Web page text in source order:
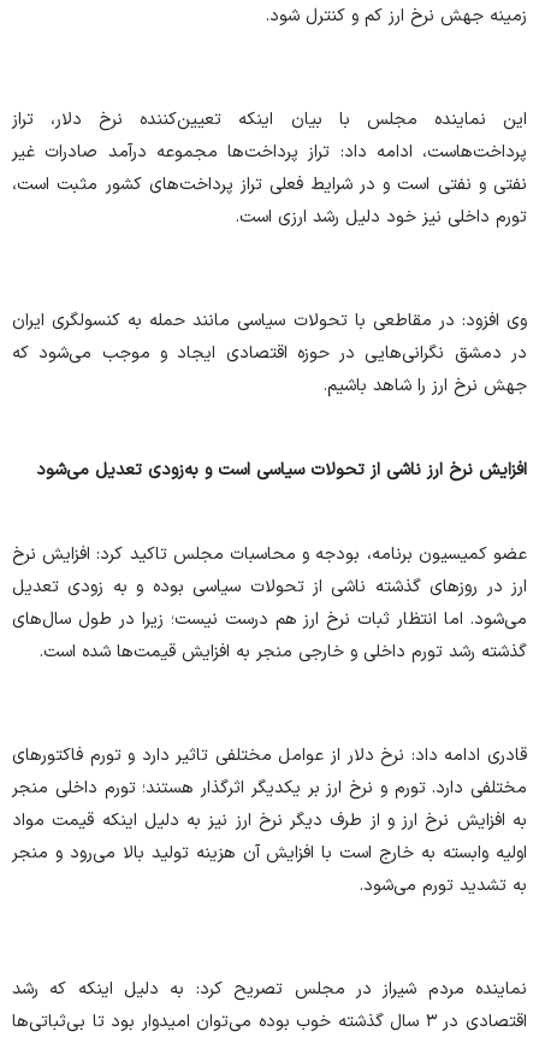
زمینه جهش نرخ ارز کم و کنترل شود.
این نماینده مجلس با بیان اینکه تعیین‌کننده نرخ دلار، تراز
پرداخت‌هاست، ادامه داد: تراز پرداخت‌ها مجموعه درآمد صادرات غیر
نفتی و نفتی است و در شرایط فعلی تراز پرداخت‌های کشور مثبت است،
تورم داخلی نیز خود دلیل رشد ارزی است.
وی افزود: در مقاطعی با تحولات سیاسی مانند حمله به کنسولگری ایران
در دمشق نگرانی‌هایی در حوزه اقتصادی ایجاد و موجب می‌شود که
جهش نرخ ارز را شاهد باشیم.
افزایش نرخ ارز ناشی از تحولات سیاسی است و به‌زودی تعدیل می‌شود
عضو کمیسیون برنامه، بودجه و محاسبات مجلس تاکید کرد: افزایش نرخ
ارز در روز‌های گذشته ناشی از تحولات سیاسی بوده و به زودی تعدیل
می‌شود. اما انتظار ثبات نرخ ارز هم درست نیست؛ زیرا در طول سال‌های
گذشته رشد تورم داخلی و خارجی منجر به افزایش قیمت‌ها شده است.
قادری ادامه داد: نرخ دلار از عوامل مختلفی تاثیر دارد و تورم فاکتور‌های
مختلفی دارد. تورم و نرخ ارز بر یکدیگر اثرگذار هستند؛ تورم داخلی منجر
به افزایش نرخ ارز و از طرف دیگر نرخ ارز نیز به دلیل اینکه قیمت مواد
اولیه وابسته به خارج است با افزایش آن هزینه تولید بالا می‌رود و منجر
به تشدید تورم می‌شود.
نماینده مردم شیراز در مجلس تصریح کرد: به دلیل اینکه که رشد
اقتصادی در ۳ سال گذشته خوب بوده می‌توان امیدوار بود تا بی‌ثباتی‌ها